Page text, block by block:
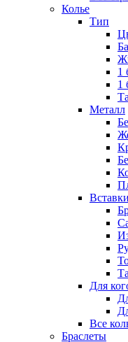
Колье
Тип
1
1
Металл
Вставки
Для
Все
Браслеты